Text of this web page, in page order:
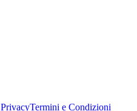
Termini e Condizioni